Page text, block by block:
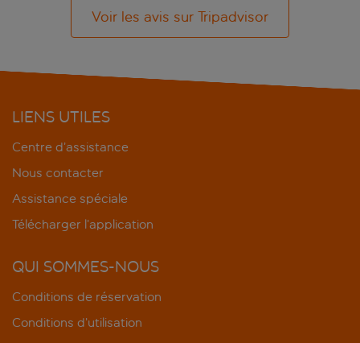
Voir les avis sur Tripadvisor
LIENS UTILES
Centre d’assistance
Nous contacter
Assistance spéciale
Télécharger l’application
QUI SOMMES-NOUS
Conditions de réservation
Conditions d’utilisation